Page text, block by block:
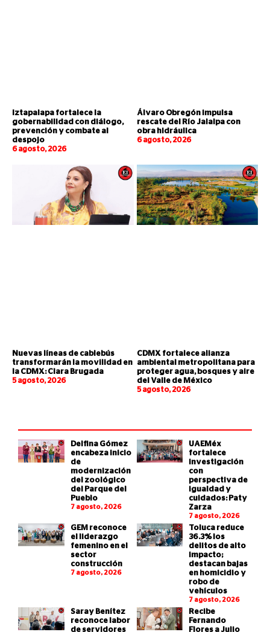
Iztapalapa fortalece la
gobernabilidad con diálogo,
prevención y combate al
despojo
6 agosto, 2026
Álvaro Obregón impulsa
rescate del Río Jalalpa con
obra hidráulica
6 agosto, 2026
Nuevas líneas de cablebús
transformarán la movilidad en
la CDMX: Clara Brugada
5 agosto, 2026
CDMX fortalece alianza
ambiental metropolitana para
proteger agua, bosques y aire
del Valle de México
5 agosto, 2026
Delfina Gómez
encabeza inicio
de
modernización
del zoológico
del Parque del
Pueblo
7 agosto, 2026
UAEMéx
fortalece
investigación
con
perspectiva de
igualdad y
cuidados: Paty
Zarza
7 agosto, 2026
GEM reconoce
el liderazgo
femenino en el
sector
construcción
7 agosto, 2026
Toluca reduce
36.3% los
delitos de alto
impacto;
destacan bajas
en homicidio y
robo de
vehículos
7 agosto, 2026
Saray Benítez
reconoce labor
de servidores
Recibe
Fernando
Flores a Julio